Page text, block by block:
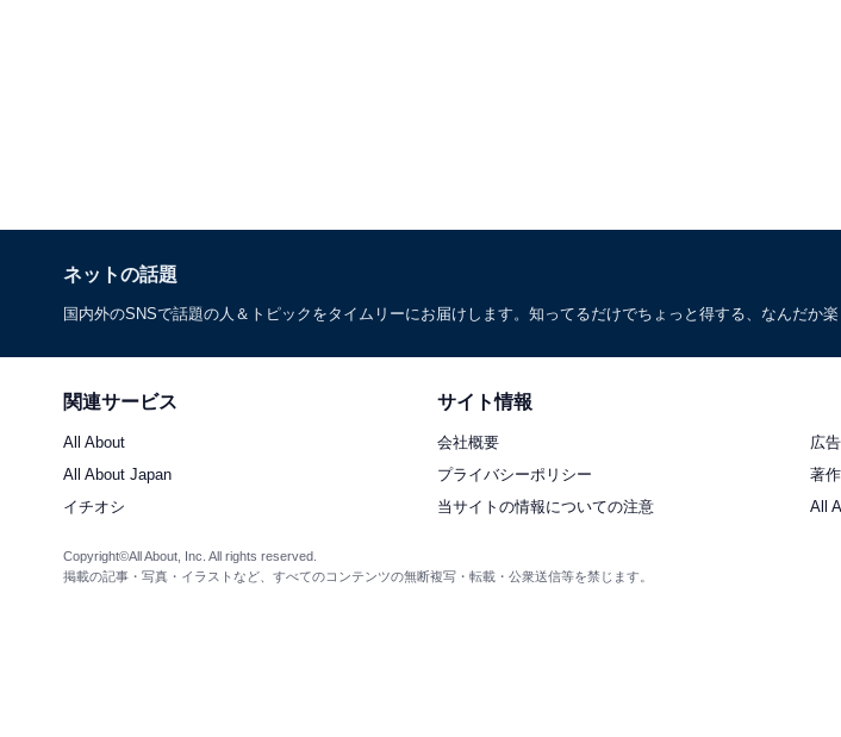
ネットの話題
国内外のSNSで話題の人＆トピックをタイムリーにお届けします。知ってるだけでちょっと得する、なんだか
関連サービス
All About
All About Japan
イチオシ
サイト情報
会社概要
広
プライバシーポリシー
著
当サイトの情報についての注意
All
Copyright©All About, Inc. All rights reserved.
掲載の記事・写真・イラストなど、すべてのコンテンツの無断複写・転載・公衆送信等を禁じます。